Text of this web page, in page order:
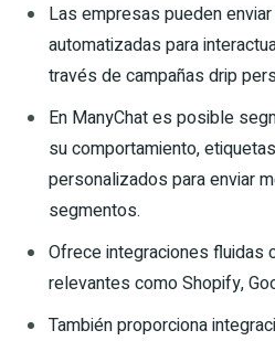
Las empresas pueden
automatizadas para
través de campañas drip
En ManyChat es posible
su comportamiento,
personalizados para enviar
segmentos.
Ofrece integraciones fluidas
relevantes como Shopify,
También proporciona